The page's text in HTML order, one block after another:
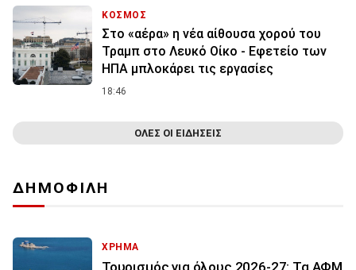
ΚΟΣΜΟΣ
Στο «αέρα» η νέα αίθουσα χορού του
Τραμπ στο Λευκό Οίκο - Εφετείο των
ΗΠΑ μπλοκάρει τις εργασίες
18:46
ΟΛΕΣ ΟΙ ΕΙΔΗΣΕΙΣ
ΔΗΜΟΦΙΛΗ
ΧΡΗΜΑ